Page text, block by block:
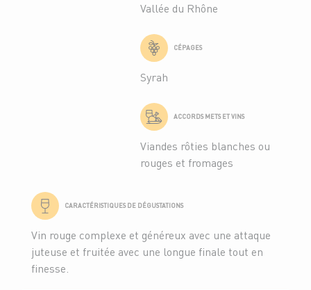
Vallée du Rhône
CÉPAGES
Syrah
ACCORDS METS ET VINS
Viandes rôties blanches ou
rouges et fromages
CARACTÉRISTIQUES DE DÉGUSTATIONS
Vin rouge complexe et généreux avec une attaque
juteuse et fruitée avec une longue finale tout en
finesse.